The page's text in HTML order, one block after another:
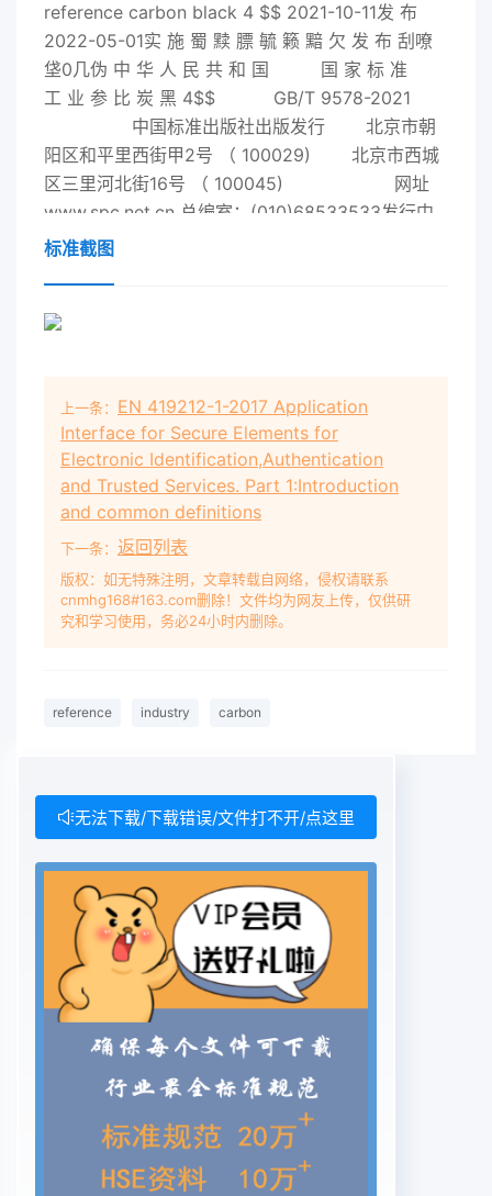
reference carbon black 4 $$ 2021-10-11发 布
2022-05-01实 施 蜀 黩 膘 毓 籁 黯 欠 发 布 刮嘹
垡0几伪 中 华 人 民 共 和 国 国 家 标 准
工 业 参 比 炭 黑 4$$ GB/T 9578-2021
中国标准出版社出版发行 北京市朝
阳区和平里西街甲2号 （ 100029) 北京市西城
区三里河北街16号 （ 100045) 网址
www.spc.net.cn 总编室：(010)68533533发行中
心：(010)51780238 读者服务部：
经 销 开 本 880X1230 1/16印 张 0.5字 数 1
标准截图
上一条： EN 419212-1-2017 Application
Interface for Secure Elements for
Electronic Identification,Authentication
and Trusted Services. Part 1:Introduction
and common definitions
下一条： 返回列表
版权：如无特殊注明，文章转载自网络，侵权请联系
cnmhg168#163.com删除！文件均为网友上传，仅供研
究和学习使用，务必24小时内删除。
reference industry carbon
无法下载/下载错误/文件打不开/点这里